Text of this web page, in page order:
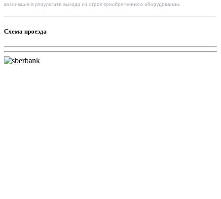
возникшие в результате выхода из строя приобретенного оборудования.
Схема проезда